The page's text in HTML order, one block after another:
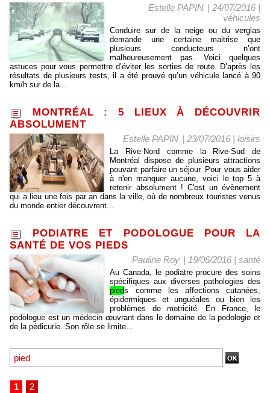
Estelle PAPIN | 24/07/2016 |
véhicules
Conduire sur de la neige ou du verglas
demande une certaine maitrise que
plusieurs conducteurs n’ont
malheureusement pas. Voici quelques
astuces pour vous permettre d’éviter les sorties de route. D’après les
résultats de plusieurs tests, il a été prouvé qu’un véhicule lancé à 90
km/h sur de la...
MONTRÉAL : 5 LIEUX À DÉCOUVRIR
ABSOLUMENT
Estelle PAPIN | 23/07/2016 | loisirs
La Rive-Nord comme la Rive-Sud de
Montréal dispose de plusieurs attractions
pouvant parfaire un séjour. Pour vous aider
à n'en manquer aucune, voici le top 5 à
retenir absolument ! C'est un évènement
qui a lieu une fois par an dans la ville, où de nombreux touristes venus
du monde entier découvrent...
PODIATRE ET PODOLOGUE POUR LA
SANTÉ DE VOS PIEDS
Pauline Roy | 19/06/2016 | santé
Au Canada, le podiatre procure des soins
spécifiques aux diverses pathologies des
pieds comme les affections cutanées,
épidermiques et unguéales ou bien les
problèmes de motricité. En France, le
podologue est un médecin œuvrant dans le domaine de la podologie et
de la pédicurie. Son rôle se limite...
1 2